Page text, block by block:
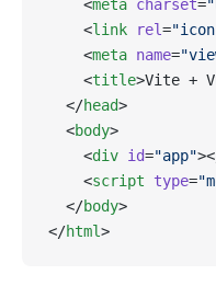
    <
meta charset=
    <
link rel=
    <
meta name=
    <
title>Vite +
  </
head>
  <
body>
    <
div id="app"
    <
script type=
  </
body>
</html>